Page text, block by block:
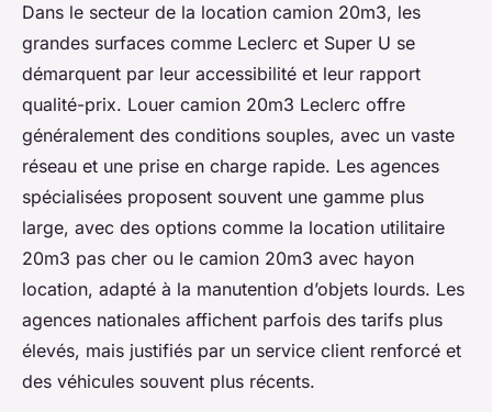
Dans le secteur de la location camion 20m3, les
grandes surfaces comme Leclerc et Super U se
démarquent par leur accessibilité et leur rapport
qualité-prix. Louer camion 20m3 Leclerc offre
généralement des conditions souples, avec un vaste
réseau et une prise en charge rapide. Les agences
spécialisées proposent souvent une gamme plus
large, avec des options comme la location utilitaire
20m3 pas cher ou le camion 20m3 avec hayon
location, adapté à la manutention d’objets lourds. Les
agences nationales affichent parfois des tarifs plus
élevés, mais justifiés par un service client renforcé et
des véhicules souvent plus récents.